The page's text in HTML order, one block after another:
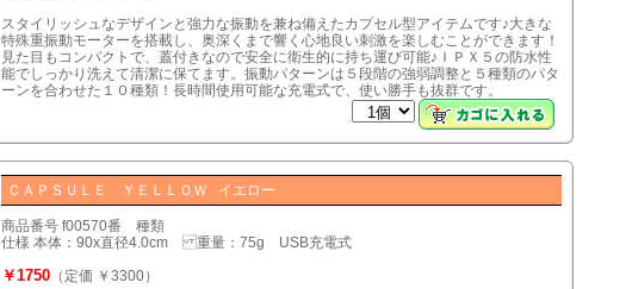
スタイリッシュなデザインと強力な振動を兼ね備えたカプセル型アイテムです♪大きな
特殊重振動モーターを搭載し、奥深くまで響く心地良い刺激を楽しむことができます！
見た目もコンパクトで、蓋付きなので安全に衛生的に持ち運び可能♪ＩＰＸ５の防水性
能でしっかり洗えて清潔に保てます。振動パターンは５段階の強弱調整と５種類のパタ
ーンを合わせた１０種類！長時間使用可能な充電式で、使い勝手も抜群です。
ＣＡＰＳＵＬＥ ＹＥＬＬＯＷ イエロー
商品番号 f00570番 種類
仕様 本体：90x直径4.0cm 重量：75g USB充電式
￥1750 （定価 ￥3300）